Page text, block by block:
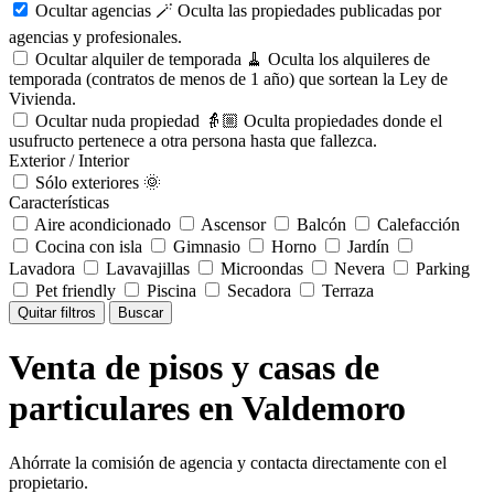
Ocultar agencias 🪄 Oculta las propiedades publicadas por
agencias y profesionales.
Ocultar alquiler de temporada 🧹 Oculta los alquileres de
temporada (contratos de menos de 1 año) que sortean la Ley de
Vivienda.
Ocultar nuda propiedad 👵🏼 Oculta propiedades donde el
usufructo pertenece a otra persona hasta que fallezca.
Exterior / Interior
Sólo exteriores 🌞
Características
Aire acondicionado
Ascensor Balcón
Calefacción
Cocina con isla
Gimnasio Horno
Jardín
Lavadora
Lavavajillas Microondas Nevera
Parking
Pet friendly
Piscina Secadora Terraza
Quitar filtros Buscar
Venta de pisos y casas de
particulares en Valdemoro
Ahórrate la comisión de agencia y contacta directamente con el
propietario.